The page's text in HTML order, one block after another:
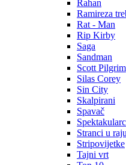
Rahan
Ramireza
Rat - Man
Rip Kirby
Saga
Sandman
Scott Pilgrim
Silas Corey
Sin City
Skalpirani
Spavač
Stranci u raju
Stripovijetke
Tajni vrt